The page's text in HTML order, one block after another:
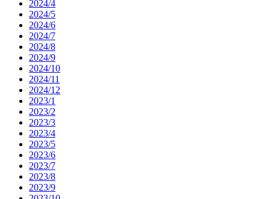
2024/4
2024/5
2024/6
2024/7
2024/8
2024/9
2024/10
2024/11
2024/12
2023/1
2023/2
2023/3
2023/4
2023/5
2023/6
2023/7
2023/8
2023/9